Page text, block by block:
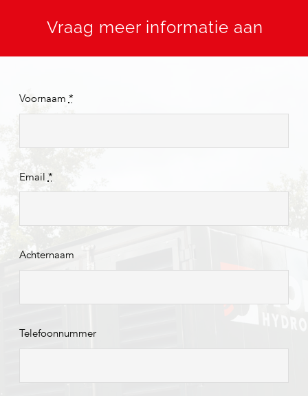
Vraag meer informatie aan
Voornaam *
Email *
Achternaam
Telefoonnummer